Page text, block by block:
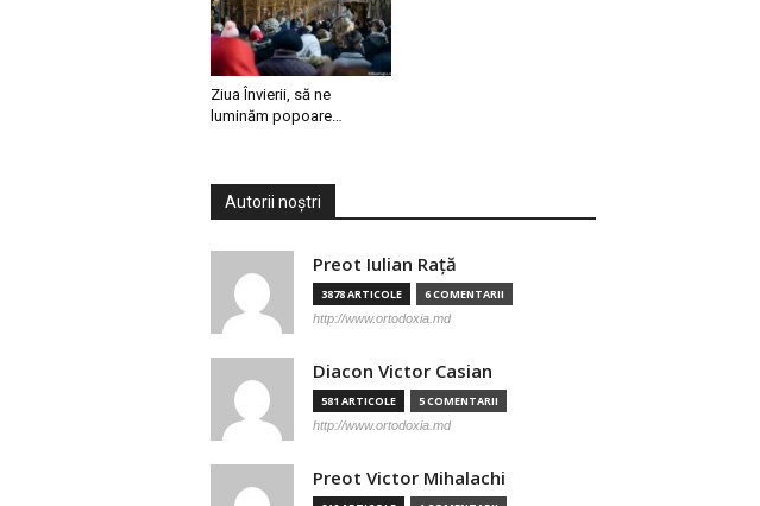
Ziua Învierii, să ne
luminăm popoare…
Autorii noștri
Preot Iulian Raţă
3878 ARTICOLE 6 COMENTARII
http://www.ortodoxia.md
Diacon Victor Casian
581 ARTICOLE 5 COMENTARII
http://www.ortodoxia.md
Preot Victor Mihalachi